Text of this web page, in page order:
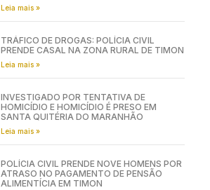
Leia mais »
TRÁFICO DE DROGAS: POLÍCIA CIVIL
PRENDE CASAL NA ZONA RURAL DE TIMON
Leia mais »
INVESTIGADO POR TENTATIVA DE
HOMICÍDIO E HOMICÍDIO É PRESO EM
SANTA QUITÉRIA DO MARANHÃO
Leia mais »
POLÍCIA CIVIL PRENDE NOVE HOMENS POR
ATRASO NO PAGAMENTO DE PENSÃO
ALIMENTÍCIA EM TIMON